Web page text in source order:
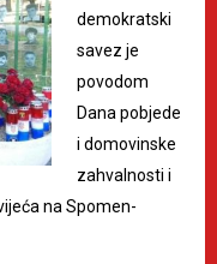
demokratski
savez je
povodom
Dana pobjede
i domovinske
zahvalnosti i
na Spomen-